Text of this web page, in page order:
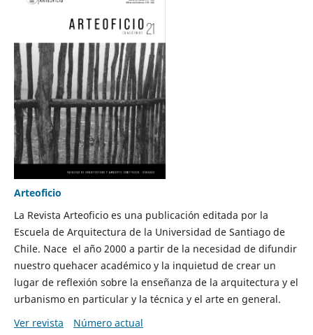
Arteoficio
La Revista Arteoficio es una publicación editada por la
Escuela de Arquitectura de la Universidad de Santiago de
Chile. Nace el año 2000 a partir de la necesidad de difundir
nuestro quehacer académico y la inquietud de crear un
lugar de reflexión sobre la enseñanza de la arquitectura y el
urbanismo en particular y la técnica y el arte en general.
Ver revista
Número actual